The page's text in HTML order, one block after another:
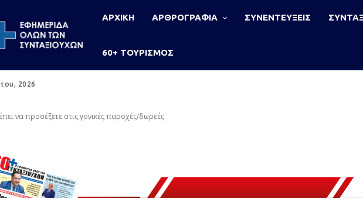
ΑΡΧΙΚΗ ΑΡΘΡΟΓΡΑΦΙΑ ΣΥΝΕΝΤΕΥΞΕΙΣ
60+ ΤΟΥΡΙΣΜΟΣ
2026
να προσέξετε στις γονικές παροχές/δωρεές